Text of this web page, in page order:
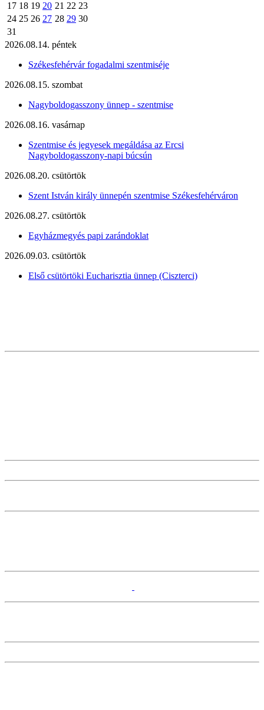
17 18 19 20 21 22 23
24 25 26 27 28 29 30
31
2026.08.14. péntek
Székesfehérvár fogadalmi szentmiséje
2026.08.15. szombat
Nagyboldogasszony ünnep - szentmise
2026.08.16. vasárnap
Szentmise és jegyesek megáldása az Ercsi
Nagyboldogasszony-napi búcsún
2026.08.20. csütörtök
Szent István király ünnepén szentmise Székesfehérváron
2026.08.27. csütörtök
Egyházmegyés papi zarándoklat
2026.09.03. csütörtök
Első csütörtöki Eucharisztia ünnep (Ciszterci)